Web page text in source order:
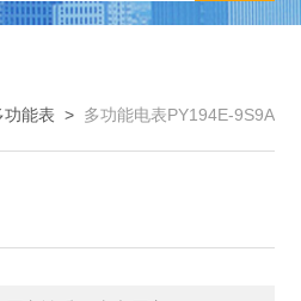
功能表 > 多功能电表PY194E-9S9A